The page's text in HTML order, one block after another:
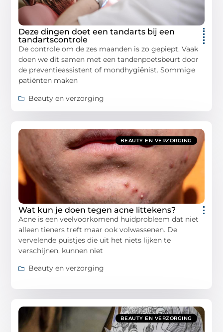
Deze dingen doet een tandarts bij een
tandartscontrole
De controle om de zes maanden is zo gepiept. Vaak
doen we dit samen met een tandenpoetsbeurt door
de preventieassistent of mondhygiënist. Sommige
patiënten maken
Beauty en verzorging
BEAUTY EN VERZORGING
Wat kun je doen tegen acne littekens?
Acne is een veelvoorkomend huidprobleem dat niet
alleen tieners treft maar ook volwassenen. De
vervelende puistjes die uit het niets lijken te
verschijnen, kunnen niet
Beauty en verzorging
BEAUTY EN VERZORGING